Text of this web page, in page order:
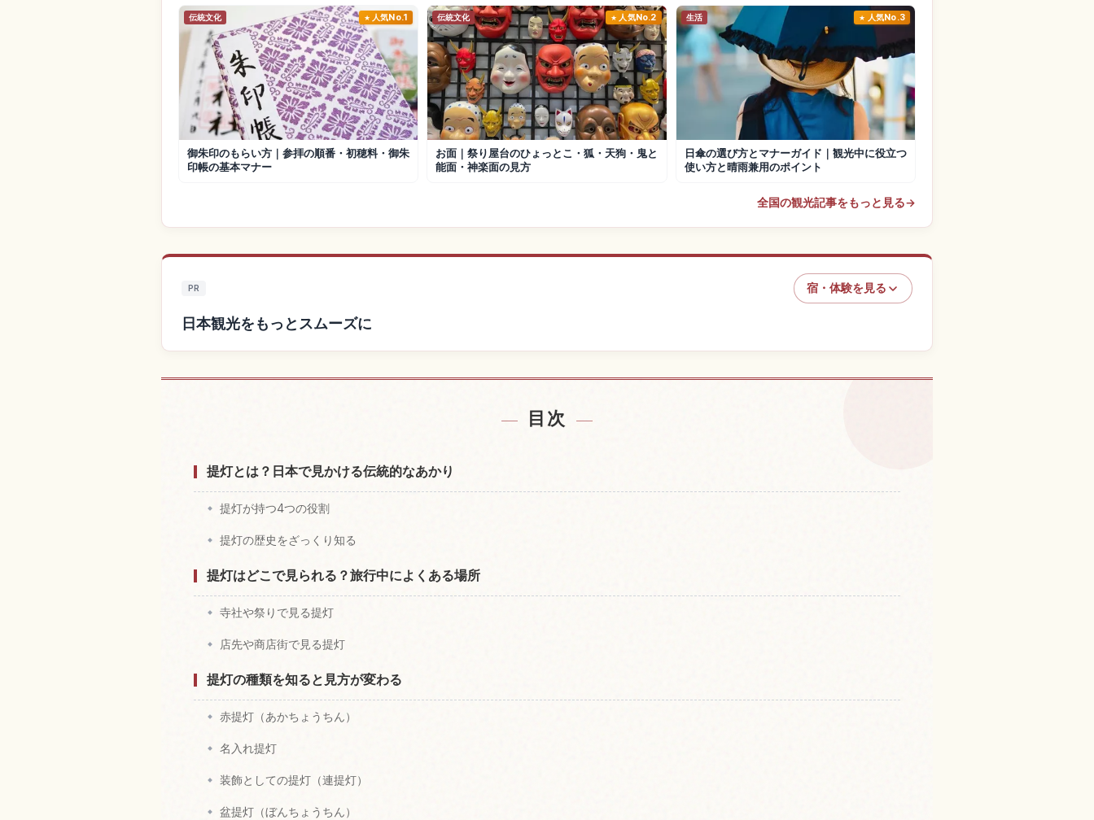
伝統文化 人気No.1
御朱印のもらい方｜参拝の順番・初穂料・御朱
印帳の基本マナー
伝統文化 人気No.2
お面｜祭り屋台のひょっとこ・狐・天狗・鬼と
能面・神楽面の見方
生活 人気No.3
日傘の選び方とマナーガイド｜観光中に役立つ
使い方と晴雨兼用のポイント
全国の観光記事をもっと見る→
PR 宿・体験を見る
日本観光をもっとスムーズに
目次
提灯とは？日本で見かける伝統的なあかり
提灯が持つ4つの役割
提灯の歴史をざっくり知る
提灯はどこで見られる？旅行中によくある場所
寺社や祭りで見る提灯
店先や商店街で見る提灯
提灯の種類を知ると見方が変わる
赤提灯（あかちょうちん）
名入れ提灯
装飾としての提灯（連提灯）
盆提灯（ぼんちょうちん）